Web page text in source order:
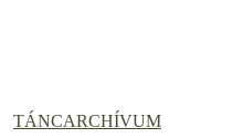
TÁNCARCHÍVUM